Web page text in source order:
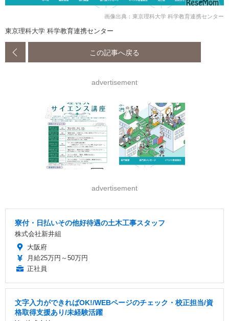
画像出典：東京理科大学 科学教育連携センター
東京理科大学 科学教育連携センター
この記事へ戻る
advertisement
advertisement
寮付・日払いその他好待遇の土木工事スタッフ
株式会社新井組
大阪府
月給25万円～50万円
正社員
文字入力ができればOK!/WEBページのチェック・校正担当/資
格取得支援あり/未経験活躍